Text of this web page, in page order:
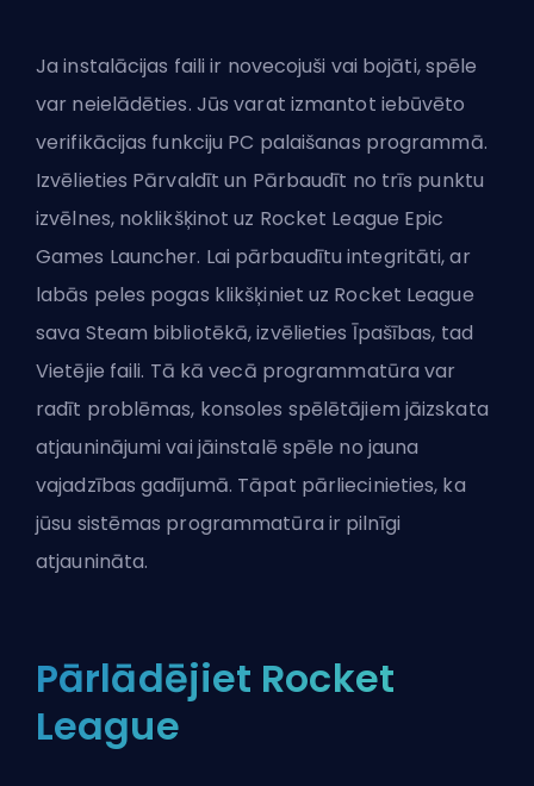
Ja instalācijas faili ir novecojuši vai bojāti, spēle
var neielādēties. Jūs varat izmantot iebūvēto
verifikācijas funkciju PC palaišanas programmā.
Izvēlieties Pārvaldīt un Pārbaudīt no trīs punktu
izvēlnes, noklikšķinot uz Rocket League Epic
Games Launcher. Lai pārbaudītu integritāti, ar
labās peles pogas klikšķiniet uz Rocket League
sava Steam bibliotēkā, izvēlieties Īpašības, tad
Vietējie faili. Tā kā vecā programmatūra var
radīt problēmas, konsoles spēlētājiem jāizskata
atjauninājumi vai jāinstalē spēle no jauna
vajadzības gadījumā. Tāpat pārliecinieties, ka
jūsu sistēmas programmatūra ir pilnīgi
atjaunināta.
Pārlādējiet Rocket
League